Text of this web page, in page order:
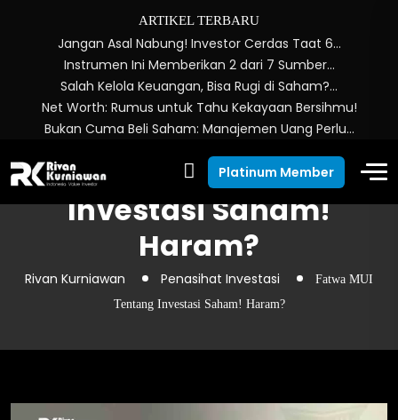
ARTIKEL TERBARU
Jangan Asal Nabung! Investor Cerdas Taat 6…
Instrumen Ini Memberikan 2 dari 7 Sumber…
Salah Kelola Keuangan, Bisa Rugi di Saham?…
Net Worth: Rumus untuk Tahu Kekayaan Bersihmu!
Bukan Cuma Beli Saham: Manajemen Uang Perlu…
Platinum Member
Fatwa MUI Tentang
Investasi Saham!
Haram?
Rivan Kurniawan Penasihat Investasi
Fatwa MUI
Tentang Investasi Saham! Haram?